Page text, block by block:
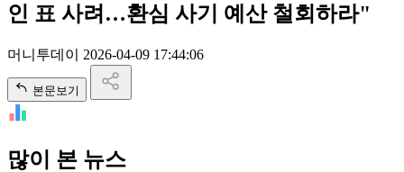
인 표 사려…환심 사기 예산 철회하라"
머니투데이 2026-04-09 17:44:06
본문보기
많이 본 뉴스